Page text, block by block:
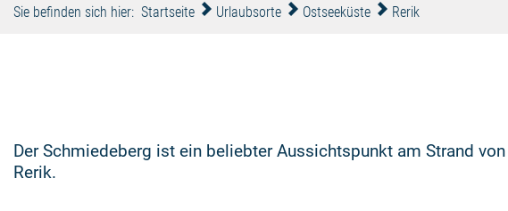
Sie befinden sich hier: Startseite Urlaubsorte Ostseeküste Rerik
Der Schmiedeberg ist ein beliebter Aussichtspunkt am Strand von
Rerik.